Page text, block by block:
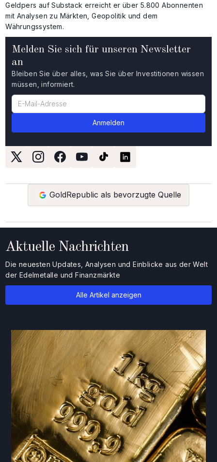
Melden Sie sich für unseren Newsletter
an
Bleiben Sie über alles, was Sie über Investitionen wissen
müssen, informiert.
GoldRepublic als bevorzugte Quelle
Geldpers auf Substack erreicht er über 5.800 Abonnenten
mit Analysen zu Märkten, Geopolitik und dem
Währungssystem.
Aktuelle Nachrichten
Die neuesten Updates, Analysen und Einblicke aus der Welt
der Edelmetalle und Finanzmärkte
Alle Artikel anzeigen